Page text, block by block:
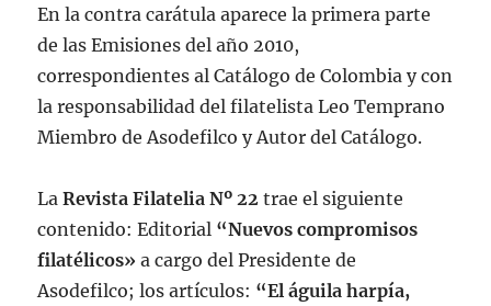
En la contra carátula aparece la primera parte
de las Emisiones del año 2010,
correspondientes al Catálogo de Colombia y con
la responsabilidad del filatelista Leo Temprano
Miembro de Asodefilco y Autor del Catálogo.
La Revista Filatelia Nº 22 trae el siguiente
contenido: Editorial “Nuevos compromisos
filatélicos» a cargo del Presidente de
Asodefilco; los artículos: “El águila harpía,